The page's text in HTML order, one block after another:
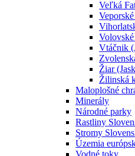
Veľká
Vtáčnik
Žiar
Žilinská
Maloplošné
Minerály
Národné parky
Rastliny
Stromy
Územia
Vodné toky